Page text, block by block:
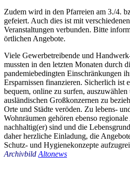
Zudem wird in den Pfarreien am 3./4.
gefeiert. Auch dies ist mit
Veranstaltungen verbunden. Bitte
örtlichen Angebote.
Viele Gewerbetreibende und
mussten in den letzten Monaten durch
pandemiebedingten Einschränkungen
Ersparnissen finanzieren. Sicherlich ist
bequem, online zu surfen,
ausländischen Großkonzernen zu
Orte und Städte veröden. Zu lebens-
Wohnräumen gehören ebenso
nachhaltig(er) sind und die
daher herzliche Einladung, die
Schutz- und Hygienekonzepte
Archivbild Altonews